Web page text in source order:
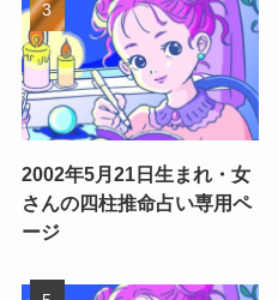
2002年5月21日生まれ・女
さんの四柱推命占い専用ペ
ージ